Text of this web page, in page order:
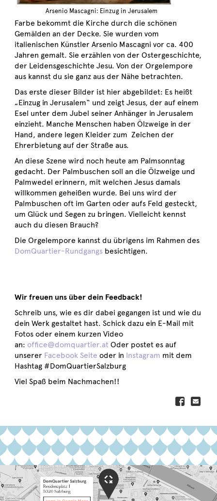
Arsenio Mascagni: Einzug in Jerusalem
Farbe bekommt die Kirche durch die schönen
Gemälden an der Decke. Sie wurden vom
italienischen Künstler Arsenio Mascagni vor ca. 400
Jahren gemalt. Sie erzählen von der Ostergeschichte,
der Leidensgeschichte Jesu. Von der Orgelempore
aus kannst du sie ganz aus der Nähe betrachten.
Das erste dieser Bilder ist hier abgebildet: Es heißt
„Einzug in Jerusalem“ und zeigt Jesus, der auf einem
Esel unter dem Jubel seiner Anhänger in Jerusalem
einzieht. Manche Menschen haben Ölzweige in der
Hand, andere legen Kleider zum Zeichen der
Ehrerbietung auf der Straße aus.
An diese Szene wird noch heute am Palmsonntag
gedacht. Der Palmbuschen soll an die Ölzweige und
Palmwedel erinnern, mit welchen Jesus damals
willkommen geheißen wurde. Bei uns wird der
Palmbuschen oft im Garten oder aufs Feld gesteckt,
um Glück und Segen zu bringen. Vielleicht kennst
auch du diesen Brauch?
Die Orgelempore kannst du übrigens im Rahmen des
DomQuartier-Rundgangs besichtigen.
Wir freuen uns über dein Feedback!
Schreib uns, wie es dir dabei gegangen ist und wie du
dein Werk gestaltet hast. Schick dazu ein E-Mail mit
Fotos oder einem kurzen Video
an: office@domquartier.at Oder postet es auf
unserer Facebook Seite oder in Instagram mit dem
Hashtag #DomQuartierSalzburg
Viel Spaß beim Nachmachen!!